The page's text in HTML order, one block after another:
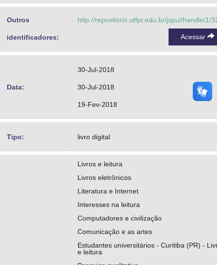
Outros
identificadores:
http://repositorio.utfpr.edu.br/jspui/handle/1/
Acessar
Data:
30-Jul-2018
30-Jul-2018
19-Fev-2018
Tipo: livro digital
Livros e leitura
Livros eletrônicos
Literatura e Internet
Interesses na leitura
Computadores e civilização
Comunicação e as artes
Estudantes universitários - Curitiba (PR) -
e leitura